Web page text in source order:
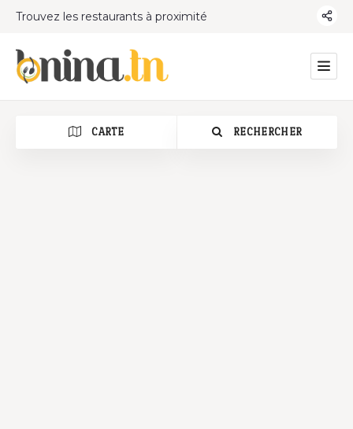
Trouvez les restaurants à proximité
CARTE RECHERCHER